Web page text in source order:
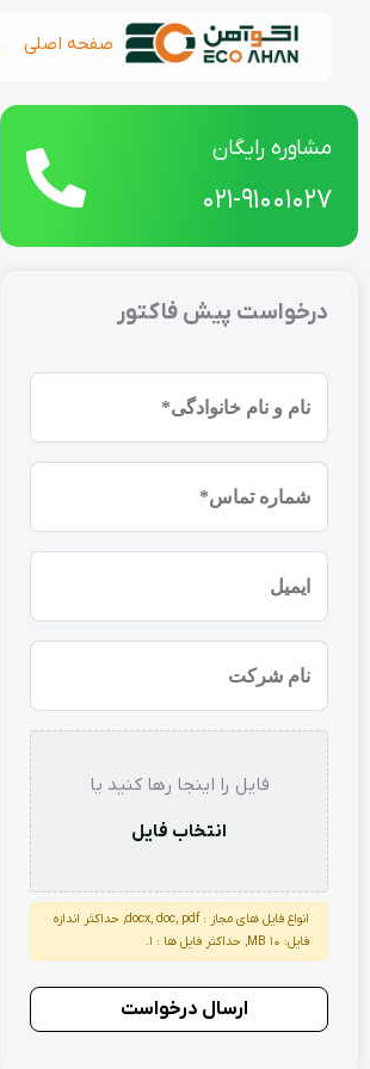
صفحه اصلی
مشاوره رایگان
021-91001027
درخواست پیش فاکتور
نام
خانوادگی
(ضروری)
موبایل
(ضروری)
شرکت
استعلام
فایل را اینجا رها کنید یا
انتخاب فایل
انواع فایل های مجاز : docx, doc, pdf, حداکثر اندازه
فایل: 10 MB, حداکثر فایل ها : 1.